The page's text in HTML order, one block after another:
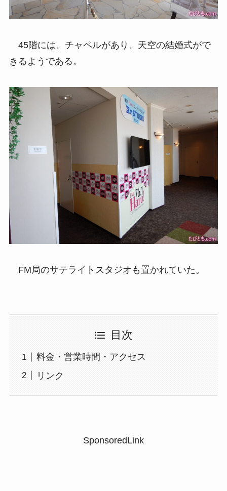
45階には、チャペルがあり、天空の結婚式がで
きるようである。
FM局のサテライトスタジオも置かれていた。
目次
料金・営業時間・アクセス
リンク
SponsoredLink